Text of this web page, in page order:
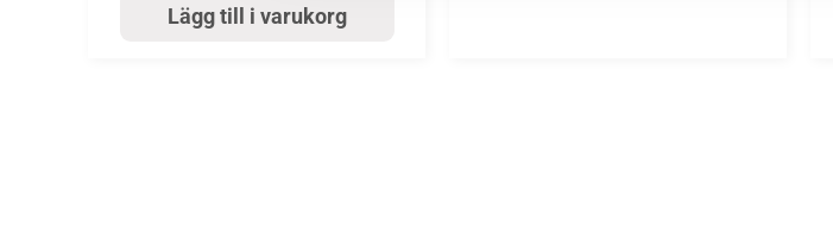
Lägg till i varukorg